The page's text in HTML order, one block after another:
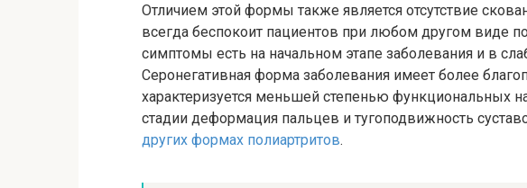
Отличием этой формы также является отсутствие
всегда беспокоит пациентов при любом другом виде
симптомы есть на начальном этапе заболевания и в
Серонегативная форма заболевания имеет более
характеризуется меньшей степенью функциональных
стадии деформация пальцев и тугоподвижность
других формах полиартритов.